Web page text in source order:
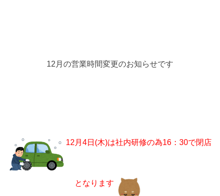
12月の営業時間変更のお知らせです
12月4日(木)は社内研修の為16：30で閉店
となります